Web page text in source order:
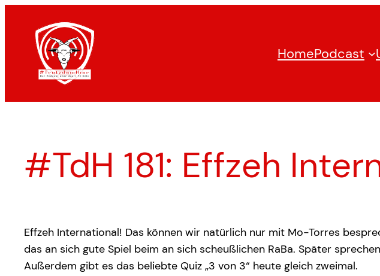
springen
HomePodcast
#TdH 181: Effzeh
Effzeh International! Das können wir natürlich nur mit Mo-Torres
das an sich gute Spiel beim an sich scheußlichen RaBa. Später
Außerdem gibt es das beliebte Quiz „3 von 3“ heute gleich zweimal.